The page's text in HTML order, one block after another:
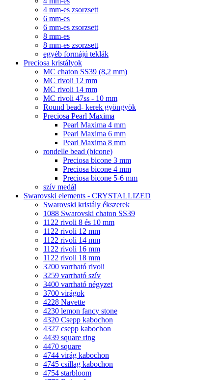
4 mm-es zsorzsett
6 mm-es
6 mm-es zsorzsett
8 mm-es
8 mm-es zsorzsett
egyéb formájú teklák
Preciosa kristályok
MC chaton SS39 (8,2 mm)
MC rivoli 12 mm
MC rivoli 14 mm
MC rivoli 47ss - 10 mm
Round bead- kerek gyöngyök
Preciosa Pearl Maxima
Pearl Maxima 4 mm
Pearl Maxima 6 mm
Pearl Maxima 8 mm
rondelle bead (bicone)
Preciosa bicone 3 mm
Preciosa bicone 4 mm
Preciosa bicone 5-6 mm
szív medál
Swarovski elements - CRYSTALLIZED
Swarovski kristály ékszerek
1088 Swarovski chaton SS39
1122 rivoli 8 és 10 mm
1122 rivoli 12 mm
1122 rivoli 14 mm
1122 rivoli 16 mm
1122 rivoli 18 mm
3200 varrható rivoli
3259 varrható szív
3400 varrható négyzet
3700 virágok
4228 Navette
4230 lemon fancy stone
4320 Csepp kabochon
4327 csepp kabochon
4439 square ring
4470 square
4744 virág kabochon
4745 csillag kabochon
4754 starbloom